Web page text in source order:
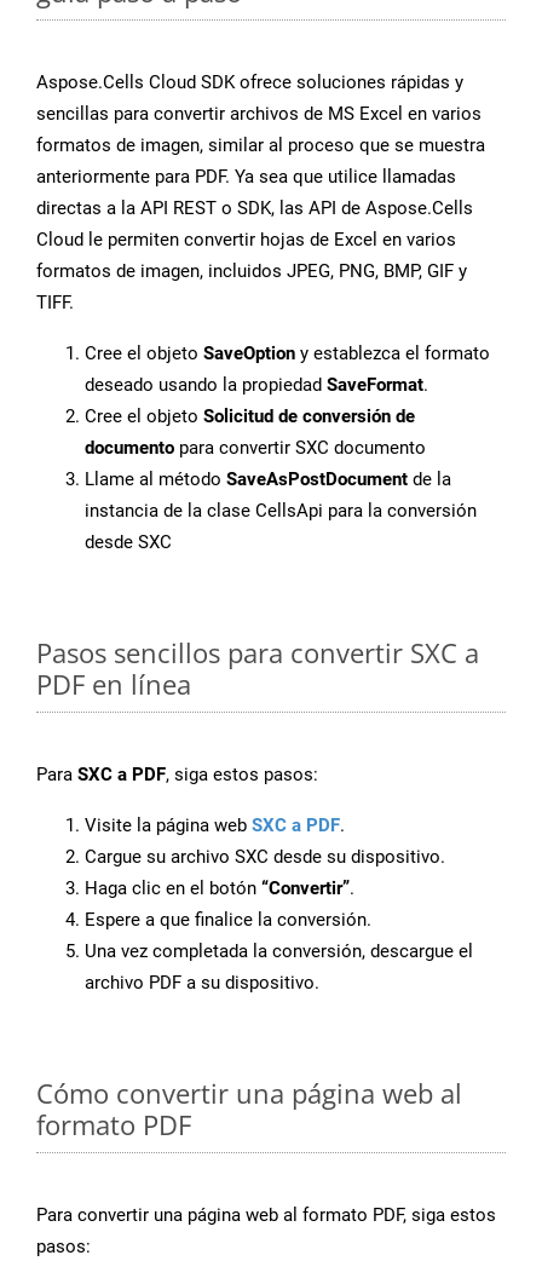
Aspose.Cells Cloud SDK ofrece soluciones rápidas y
sencillas para convertir archivos de MS Excel en varios
formatos de imagen, similar al proceso que se muestra
anteriormente para PDF. Ya sea que utilice llamadas
directas a la API REST o SDK, las API de Aspose.Cells
Cloud le permiten convertir hojas de Excel en varios
formatos de imagen, incluidos JPEG, PNG, BMP, GIF y
TIFF.
Cree el objeto SaveOption y establezca el formato
deseado usando la propiedad SaveFormat.
Cree el objeto Solicitud de conversión de
documento para convertir SXC documento
Llame al método SaveAsPostDocument de la
instancia de la clase CellsApi para la conversión
desde SXC
Pasos sencillos para convertir SXC a
PDF en línea
Para SXC a PDF, siga estos pasos:
Visite la página web SXC a PDF.
Cargue su archivo SXC desde su dispositivo.
Haga clic en el botón “Convertir”.
Espere a que finalice la conversión.
Una vez completada la conversión, descargue el
archivo PDF a su dispositivo.
Cómo convertir una página web al
formato PDF
Para convertir una página web al formato PDF, siga estos
pasos: